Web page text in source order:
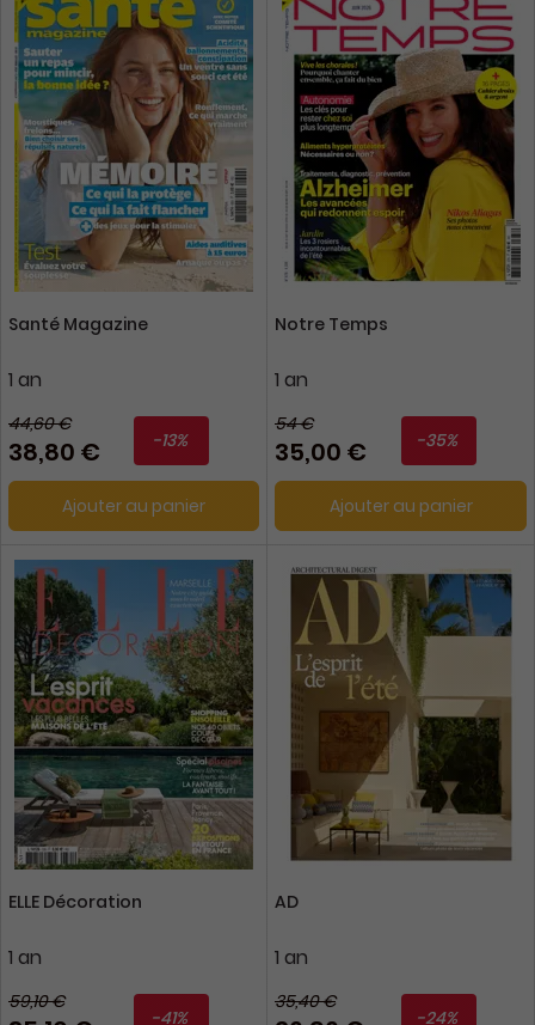
Santé Magazine
1 an
44,60 €
38,80 € -13%
Ajouter au panier
Notre Temps
1 an
54 €
35,00 € -35%
Ajouter au panier
ELLE Décoration
1 an
59,10 €
-41%
AD
1 an
35,40 €
-24%